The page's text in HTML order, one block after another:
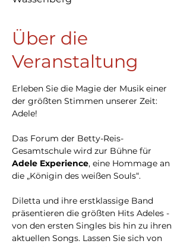
Über die
Veranstaltung
Erleben Sie die Magie der Musik einer
der größten Stimmen unserer Zeit:
Adele!
Das Forum der Betty-Reis-
Gesamtschule wird zur Bühne für
Adele Experience, eine Hommage an
die „Königin des weißen Souls“.
Diletta und ihre erstklassige Band
präsentieren die größten Hits Adeles -
von den ersten Singles bis hin zu ihren
aktuellen Songs. Lassen Sie sich von